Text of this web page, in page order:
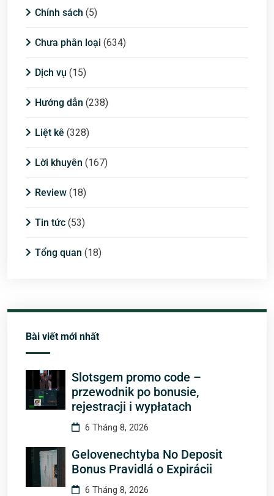
Chính sách (5)
Chưa phân loại (634)
Dịch vụ (15)
Hướng dẫn (238)
Liệt kê (328)
Lời khuyên (167)
Review (18)
Tin tức (53)
Tổng quan (18)
Bài viết mới nhất
Slotsgem promo code –
przewodnik po bonusie,
rejestracji i wypłatach
6 Tháng 8, 2026
Gelovenechtyba No Deposit
Bonus Pravidlá o Expirácii
6 Tháng 8, 2026